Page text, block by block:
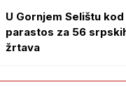
U Gornjem Selištu kod
parastos za 56
žrtava